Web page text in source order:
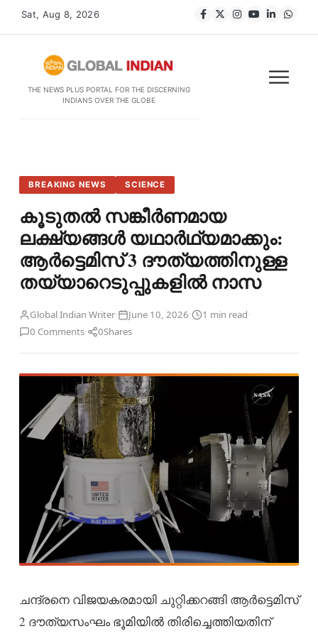
Sat, Aug 8, 2026
THE NEWS PLUS PORTAL FOR THE DISCERNING
INDIANS OVER THE GLOBE
BREAKING NEWS SCIENCE
കൂടുതൽ സങ്കീർണമായ
ലക്ഷ്യങ്ങൾ യഥാർഥ്യമാക്കും:
ആർട്ടെമിസ് 3 ദൗത്യത്തിനുള്ള
തയ്യാറെടുപ്പുകളിൽ നാസ
Global Indian Writer· June 10, 2026· 1 min read·
0 Comments· 0Shares
ചന്ദ്രനെ വിജയകരമായി ചുറ്റിക്കറങ്ങി ആർട്ടെമിസ്
2 ദൗത്യസംഘം ഭൂമിയിൽ തിരിച്ചെത്തിയതിന്